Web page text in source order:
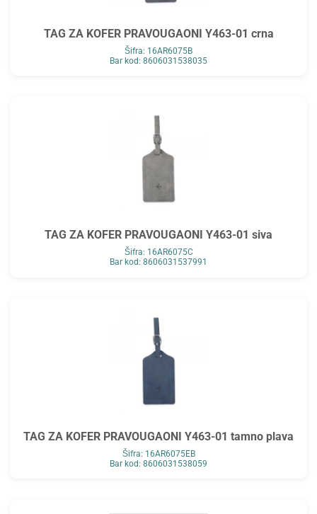
TAG ZA KOFER PRAVOUGAONI Y463-01 crna
Šifra: 16AR6075B
Bar kod: 8606031538035
TAG ZA KOFER PRAVOUGAONI Y463-01 siva
Šifra: 16AR6075C
Bar kod: 8606031537991
TAG ZA KOFER PRAVOUGAONI Y463-01 tamno plava
Šifra: 16AR6075EB
Bar kod: 8606031538059